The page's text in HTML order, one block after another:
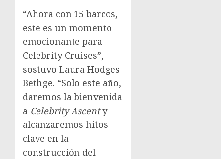
“Ahora con 15 barcos,
este es un momento
emocionante para
Celebrity Cruises”,
sostuvo Laura Hodges
Bethge. “Solo este año,
daremos la bienvenida
a Celebrity Ascenty
alcanzaremos hitos
clave en la
construcción del